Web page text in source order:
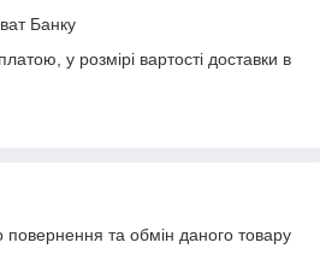
Банку
у розмірі вартості доставки в
та обмін даного товару